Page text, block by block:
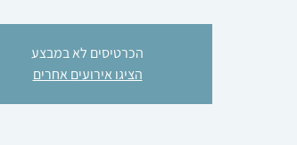
הכרטיסים לא במבצע
הציגו אירועים אחרים